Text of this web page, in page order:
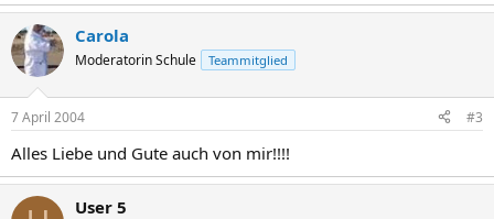
Carola
Moderatorin Schule Teammitglied
7 April 2004 #3
Alles Liebe und Gute auch von mir!!!!
User 5